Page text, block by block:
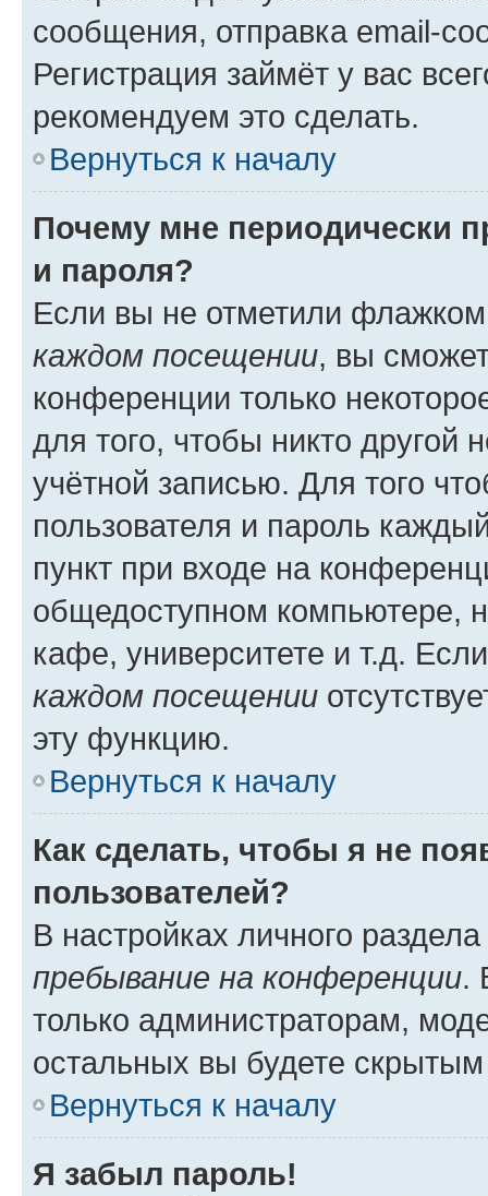
сообщения, отправка email-
Регистрация займёт у вас
рекомендуем это сделать.
Вернуться к началу
Почему мне периодически
и пароля?
Если вы не отметили
каждом посещении, вы
конференции только
для того, чтобы никто другой
учётной записью. Для того
пользователя и пароль
пункт при входе на
общедоступном компьютере,
кафе, университете и т.д.
каждом посещении
эту функцию.
Вернуться к началу
Как сделать, чтобы я не
пользователей?
В настройках личного
пребывание на конференции.
только администраторам,
остальных вы будете
Вернуться к началу
Я забыл пароль!